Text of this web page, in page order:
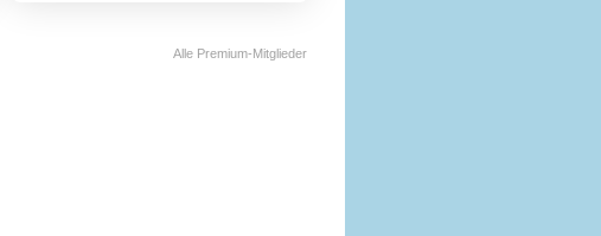
Alle Premium-Mitglieder